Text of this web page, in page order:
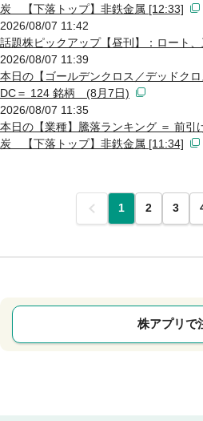
炭 【下落トップ】非鉄金属 [12:33]
2026/08/07 11:42
話題株ピックアップ【昼刊】：ロート
2026/08/07 11:39
本日の【ゴールデンクロス／デッド
DC＝ 124 銘柄 (8月7日)
2026/08/07 11:35
本日の【業種】騰落ランキング ＝ 前
炭 【下落トップ】非鉄金属 [11:34]
前 1 2 3
株アプリで